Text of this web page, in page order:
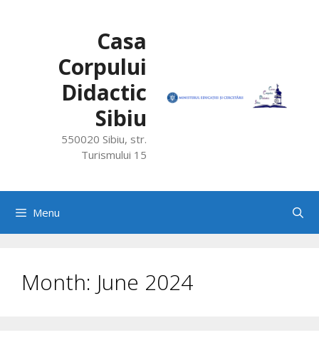
Casa
Corpului
Didactic
Sibiu
550020 Sibiu, str.
Turismului 15
Menu
Month: June 2024